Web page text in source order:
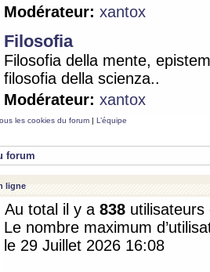
Modérateur: xantox
Filosofia
Filosofia della mente,
filosofia della scienza..
Modérateur: xantox
les cookies du forum | L’équipe
forum
ligne
Au total il y a 838
Le nombre maximum
le 29 Juillet 2026 16:08